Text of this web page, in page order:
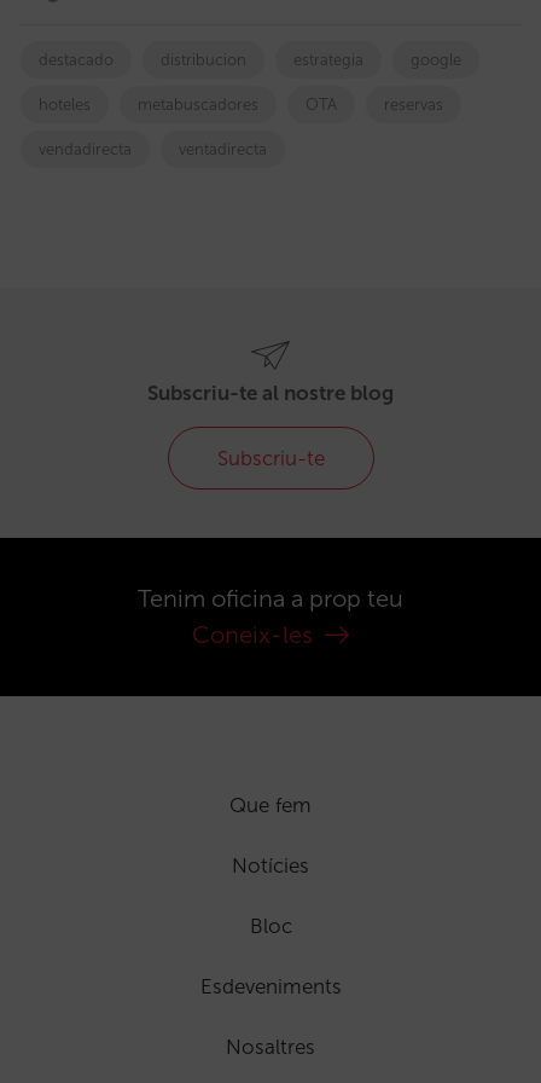
destacado distribucion estrategia google
hoteles metabuscadores OTA reservas
vendadirecta ventadirecta
Subscriu-te al nostre blog
Subscriu-te
Tenim oficina a prop teu
Coneix-les
Que fem
Notícies
Bloc
Esdeveniments
Nosaltres